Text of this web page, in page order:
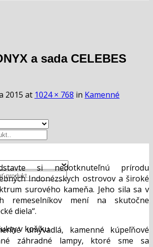
v košíku.
a sada CELEBES
2015 at 1024 × 768 in Kamenné
si nedotknuteľnú prírodu
Indonézskych ostrovov a široké
surového kameňa. Jeho sila sa v
remeselníkov mení na skutočne
diela“.
umývadlá, kamenné kúpeľňové
záhradné lampy, ktoré sme sa